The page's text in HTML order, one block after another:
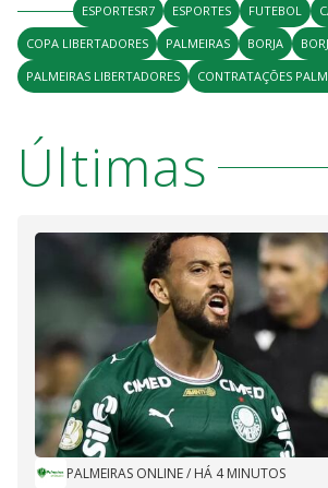
ESPORTESR7 ESPORTES FUTEBOL
COPA LIBERTADORES
PALMEIRAS BORJA
PALMEIRAS LIBERTADORES
CONTRATAÇÕES
Últimas
PALMEIRAS ONLINE/ HÁ 4 MINUTOS